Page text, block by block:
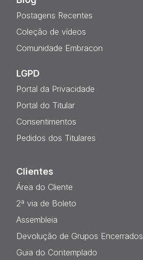
Postagens Recentes
Coleção de vídeos
Comunidade Embracon
LGPD
Portal da Privacidade
Portal do Titular
Consentimentos
Pedidos dos Titulares
Clientes
Área do Cliente
2ª via de Boleto
Assembleia
Devolução de Grupos Encerrados
Guia do Contemplado